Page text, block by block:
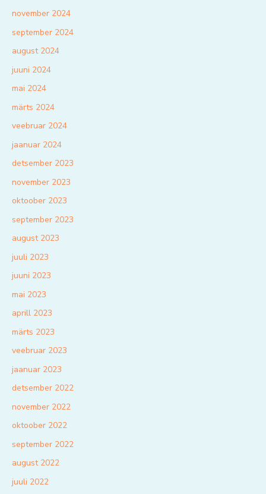
november 2024
september 2024
august 2024
juuni 2024
mai 2024
märts 2024
veebruar 2024
jaanuar 2024
detsember 2023
november 2023
oktoober 2023
september 2023
august 2023
juuli 2023
juuni 2023
mai 2023
aprill 2023
märts 2023
veebruar 2023
jaanuar 2023
detsember 2022
november 2022
oktoober 2022
september 2022
august 2022
juuli 2022